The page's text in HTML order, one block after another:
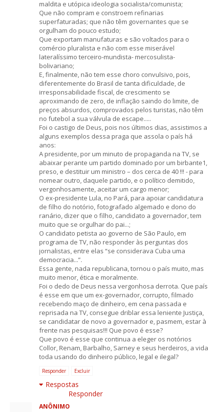
maldita e utópica ideologia socialista/comunista;
Que não compram e constroem refinarias
superfaturadas; que não têm governantes que se
orgulham do pouco estudo;
Que exportam manufaturas e são voltados para o
comércio pluralista e não com esse miserável
lateralíssimo terceiro-mundista- mercosulista-
bolivariano;
E, finalmente, não tem esse choro convulsivo, pois,
diferentemente do Brasil de tanta dificuldade, de
irresponsabilidade fiscal, de crescimento se
aproximando de zero, de inflação saindo do limite, de
preços absurdos, comprovados pelos turistas, não têm
no futebol a sua válvula de escape.....
Foi o castigo de Deus, pois nos últimos dias, assistimos a
alguns exemplos dessa praga que assola o país há
anos:
A presidente, por um minuto de propaganda na TV, se
abaixar perante um partido dominado por um birbante1,
preso, e destituir um ministro – dos cerca de 40 !!! - para
nomear outro, daquele partido, e o político demitido,
vergonhosamente, aceitar um cargo menor;
O ex-presidente Lula, no Pará, para apoiar candidatura
de filho do notório, fotografado algemado e dono do
ranário, dizer que o filho, candidato a governador, tem
muito que se orgulhar do pai...;
O candidato petista ao governo de São Paulo, em
programa de TV, não responder às perguntas dos
jornalistas, entre elas “se considerava Cuba uma
democracia...”.
Essa gente, nada republicana, tornou o país muito, mas
muito menor, ética e moralmente.
Foi o dedo de Deus nessa vergonhosa derrota. Que país
é esse em que um ex-governador, corrupto, filmado
recebendo maço de dinheiro, em cena passada e
reprisada na TV, consegue driblar essa leniente Justiça,
se candidatar de novo a governador e, pasmem, estar à
frente nas pesquisas!!! Que povo é esse?
Que povo é esse que continua a eleger os notórios
Collor, Renam, Barbalho, Sarney e seus herdeiros, a vida
toda usando do dinheiro público, legal e ilegal?
Responder Excluir
Respostas
Responder
ANÔNIMO